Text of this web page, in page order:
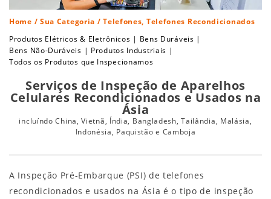
Home / Sua Categoria / Telefones, Telefones Recondicionados
Produtos Elétricos & Eletrônicos | Bens Duráveis |
Bens Não-Duráveis | Produtos Industriais |
Todos os Produtos que Inspecionamos
Serviços de Inspeção de Aparelhos
Celulares Recondicionados e Usados na
Ásia
incluíndo China, Vietnã, Índia, Bangladesh, Tailândia, Malásia,
Indonésia, Paquistão e Camboja
A Inspeção Pré-Embarque (PSI) de telefones
recondicionados e usados na Ásia é o tipo de inspeção